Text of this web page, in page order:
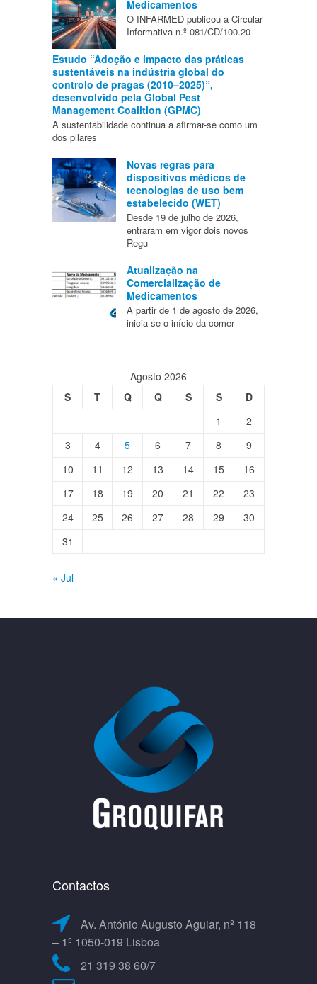
Medicamentos
O INFARMED publicou a Circular
Informativa n.º 081/CD/100.20
Estudo “Adoção e impacto das práticas
sustentáveis na indústria global do
controlo de pragas (2010–2025)”,
desenvolvido pela Global Pest
Management Coalition (GPMC)
A sustentabilidade continua a afirmar-se como um
dos pilares
Novas regras para
dispositivos médicos de
tecnologias de uso bem
estabelecido (WET)
Desde 19 de julho de 2026,
entraram em vigor dois novos
Regu
Atualização na
Comercialização de
Medicamentos
A partir de 1 de agosto de 2026,
inicia-se o início da comer
Agosto 2026
S
T Q Q S S
D
1
2
3
4 5 6 7 8
9
10
11 12 13 14 15
16
17
18 19 20 21 22
23
24
25 26 27 28 29
30
31
« Jul
Contactos
Av. António Augusto Aguiar, nº 118
– 1º 1050-019 Lisboa
21 319 38 60/7